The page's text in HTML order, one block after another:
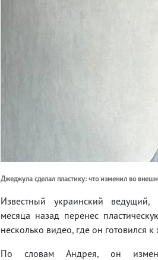
Джеджула сделал пластику: что изменил во
Известный украинский
месяца назад перенес
несколько видео, где он готовился
По словам Андрея, он